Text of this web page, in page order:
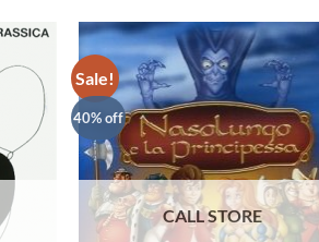
Sale!
40% off